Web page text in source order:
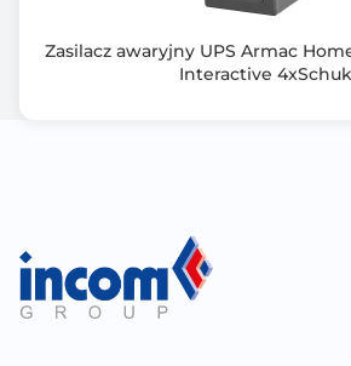
Zakres napięcia wejściowego [V]: od
Częstotliwość wyjściowa [Hz]: 50
Postać fali: Modyfikowana sinusoida
Zasilacz awaryjny UPS Armac
Interactive